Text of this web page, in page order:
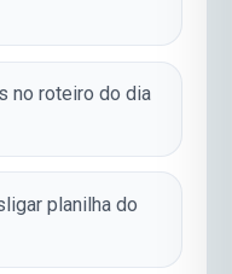
no roteiro do dia
planilha do